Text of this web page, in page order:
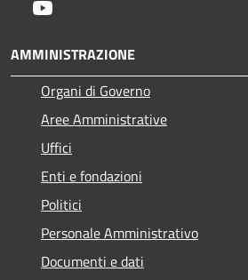
AMMINISTRAZIONE
Organi di Governo
Aree Amministrative
Uffici
Enti e fondazioni
Politici
Personale Amministrativo
Documenti e dati